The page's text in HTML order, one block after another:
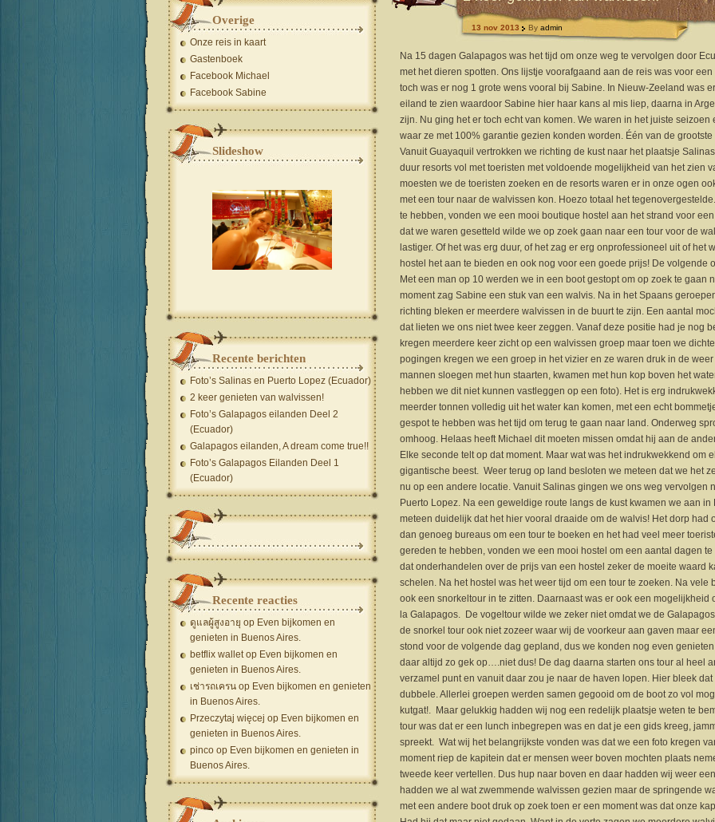
13 nov 2013 By admin
Na 15 dagen Galapagos was het tijd om onze weg te vervolgen door
met het dieren spotten. Ons lijstje voorafgaand aan de reis was voor
toch was er nog 1 grote wens vooral bij Sabine. In Nieuw-Zeeland was
eiland te zien waardoor Sabine hier haar kans al mis liep, daarna in
zijn. Nu ging het er toch echt van komen. We waren in het juiste
waar ze met 100% garantie gezien konden worden. Één van de
Vanuit Guayaquil vertrokken we richting de kust naar het plaatsje
duur resorts vol met toeristen met voldoende mogelijkheid van het zien
moesten we de toeristen zoeken en de resorts waren er in onze ogen
met een tour naar de walvissen kon. Hoezo totaal het
te hebben, vonden we een mooi boutique hostel aan het strand voor
dat we waren gesetteld wilde we op zoek gaan naar een tour voor de
lastiger. Of het was erg duur, of het zag er erg onprofessioneel uit of
hostel het aan te bieden en ook nog voor een goede prijs! De volgende
Met een man op 10 werden we in een boot gestopt om op zoek te gaan
moment zag Sabine een stuk van een walvis. Na in het Spaans
richting bleken er meerdere walvissen in de buurt te zijn. Een aantal
dat lieten we ons niet twee keer zeggen. Vanaf deze positie had je nog
kregen meerdere keer zicht op een walvissen groep maar toen we
pogingen kregen we een groep in het vizier en ze waren druk in de
mannen sloegen met hun staarten, kwamen met hun kop boven het
hebben we dit niet kunnen vastleggen op een foto). Het is erg
meerder tonnen volledig uit het water kan komen, met een echt
gespot te hebben was het tijd om terug te gaan naar land. Onderweg
omhoog. Helaas heeft Michael dit moeten missen omdat hij aan de
Elke seconde telt op dat moment. Maar wat was het indrukwekkend om
gigantische beest. Weer terug op land besloten we meteen dat we het
nu op een andere locatie. Vanuit Salinas gingen we ons weg vervolgen
Puerto Lopez. Na een geweldige route langs de kust kwamen we aan
meteen duidelijk dat het hier vooral draaide om de walvis! Het dorp
dan genoeg bureaus om een tour te boeken en het had veel meer
gereden te hebben, vonden we een mooi hostel om een aantal dagen
dat onderhandelen over de prijs van een hostel zeker de moeite waard
schelen. Na het hostel was het weer tijd om een tour te zoeken. Na
ook een snorkeltour in te zitten. Daarnaast was er ook een
la Galapagos. De vogeltour wilde we zeker niet omdat we de
de snorkel tour ook niet zozeer waar wij de voorkeur aan gaven maar
stond voor de volgende dag gepland, dus we konden nog even
daar altijd zo gek op….niet dus! De dag daarna starten ons tour al heel
verzamel punt en vanuit daar zou je naar de haven lopen. Hier bleek
dubbele. Allerlei groepen werden samen gegooid om de boot zo vol
kutgat!. Maar gelukkig hadden wij nog een redelijk plaatsje weten te
tour was dat er een lunch inbegrepen was en dat je een gids kreeg,
spreekt. Wat wij het belangrijkste vonden was dat we een foto kregen
moment riep de kapitein dat er mensen weer boven mochten plaats
tweede keer vertellen. Dus hup naar boven en daar hadden wij weer
hadden we al wat zwemmende walvissen gezien maar de springende
met een andere boot druk op zoek toen er een moment was dat onze
Overige
Onze reis in kaart
Gastenboek
Facebook Michael
Facebook Sabine
Slideshow
Recente berichten
Foto’s Salinas en Puerto Lopez (Ecuador)
2 keer genieten van walvissen!
Foto’s Galapagos eilanden Deel 2
(Ecuador)
Galapagos eilanden, A dream come true!!
Foto’s Galapagos Eilanden Deel 1
(Ecuador)
Recente reacties
ดูแลผู้สูงอายุ op Even bijkomen en
genieten in Buenos Aires.
betflix walletop Even bijkomen en
genieten in Buenos Aires.
เช่ารถเครน op Even bijkomen en genieten
in Buenos Aires.
Przeczytaj więcej op Even bijkomen en
genieten in Buenos Aires.
pinco op Even bijkomen en genieten in
Buenos Aires.